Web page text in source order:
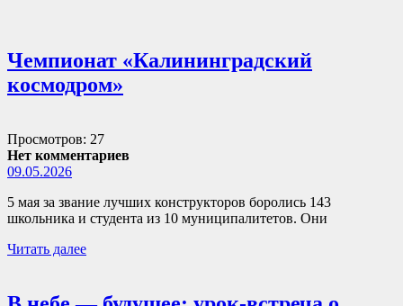
Чемпионат «Калининградский
космодром»
Просмотров: 27
Нет комментариев
09.05.2026
5 мая за звание лучших конструкторов боролись 143
школьника и студента из 10 муниципалитетов. Они
Читать далее